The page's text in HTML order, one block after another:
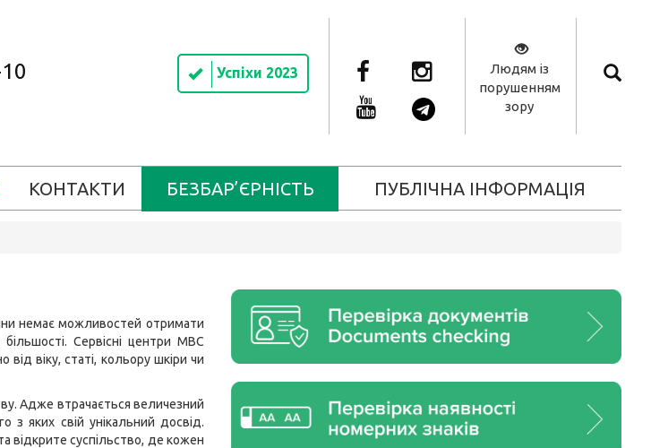
Успіхи 2023
Людям із
порушенням
зору
КОНТАКТИ БЕЗБАР’ЄРНІСТЬ ПУБЛІЧНА ІНФОРМАЦІЯ
немає можливостей отримати
Сервісні центри МВС
віку, статі, кольору шкіри чи
Адже втрачається величезний
з яких свій унікальний досвід.
відкрите суспільство, де кожен